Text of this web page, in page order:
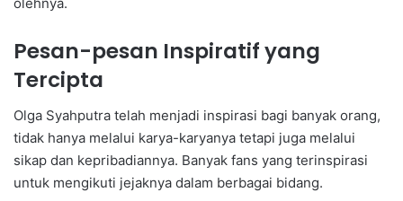
Pesan-pesan Inspiratif yang
Tercipta
Olga Syahputra telah menjadi inspirasi bagi banyak orang,
tidak hanya melalui karya-karyanya tetapi juga melalui
sikap dan kepribadiannya. Banyak fans yang terinspirasi
untuk mengikuti jejaknya dalam berbagai bidang.